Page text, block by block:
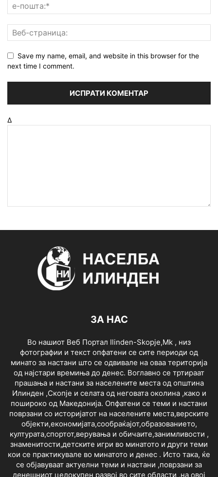
Save my name, email, and website in this browser for the
next time I comment.
Δ
ЗА НАС
Во нашиот Веб Портал Ilinden-Skopje,Mk , низ
фотографии и текст опфатени се сите периоди од
минато за настани што се одвивале на оваа територија
од најстари времиња до денес. Воглавно се тртираат
прашања и настани за населените места од општина
Илинден ,Скопје и селата од неговата околина ,како и
пошироко од Македонија. Опфатени се теми и настани
поврзани со историјатот на населените места,верските
објекти,економијата,сообраќајот,образованието,
културата,спортот,верувања и обичаите,занимливости ,
знаменитости,детските игри во минатото и други теми
кои се практикувале во минатото и денес . Исто така, ќе
се објавуваат актуелни теми и настани ,поврзани за
денешниот целокупен развој во сите области ,на овој